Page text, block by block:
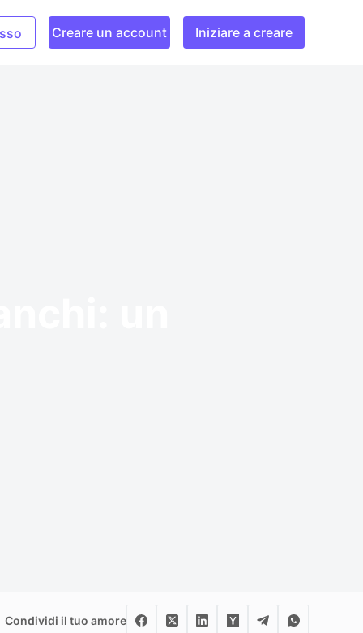
Creare un account Iniziare a creare
Condividi il tuo amore